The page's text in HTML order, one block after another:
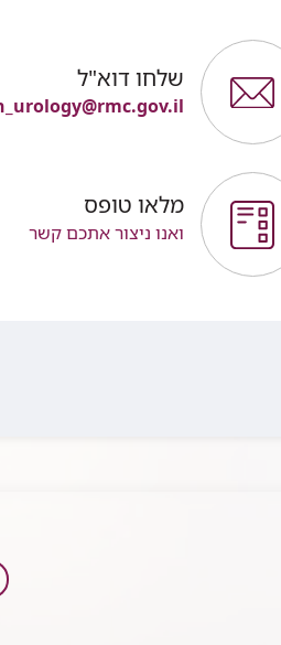
שלחו דוא"ל
מלאו טופס
ואנו ניצור אתכם קשר